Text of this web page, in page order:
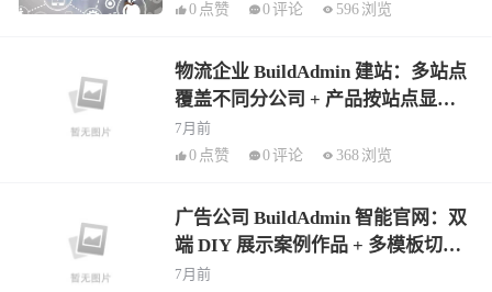
0 点赞 0评论 596 浏览
物流企业 BuildAdmin 建站：多站点
覆盖不同分公司 + 产品按站点显示
物流线路 + AI 物流知识文章
7月前
0 点赞 0评论 368 浏览
广告公司 BuildAdmin 智能官网：双
端 DIY 展示案例作品 + 多模板切换
品牌风格 + AI 行业资讯批量生成
7月前